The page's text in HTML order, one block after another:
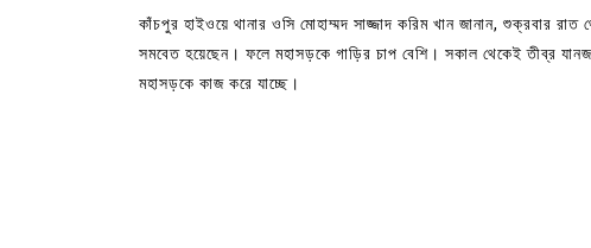
কাঁচপুর হাইওয়ে থানার ওসি মোহাম্মদ সাজ্জাদ করিম খান জানান, শুক্রবার রাত
সমবেত হয়েছেন। ফলে মহাসড়কে গাড়ির চাপ বেশি। সকাল থেকেই তীব্র
মহাসড়কে কাজ করে যাচ্ছে।